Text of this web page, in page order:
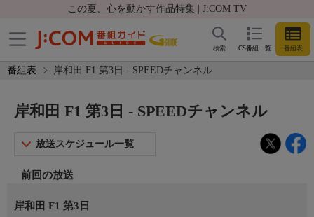
この夏、心を動かす作品特集 | J:COM TV
CS番組一覧 番組表
検索
番組表 岸和田 F1 第3日 - SPEEDチャンネル
岸和田 F1 第3日 - SPEEDチャンネル
放送スケジュール一覧
前回の放送
岸和田 F1 第3日